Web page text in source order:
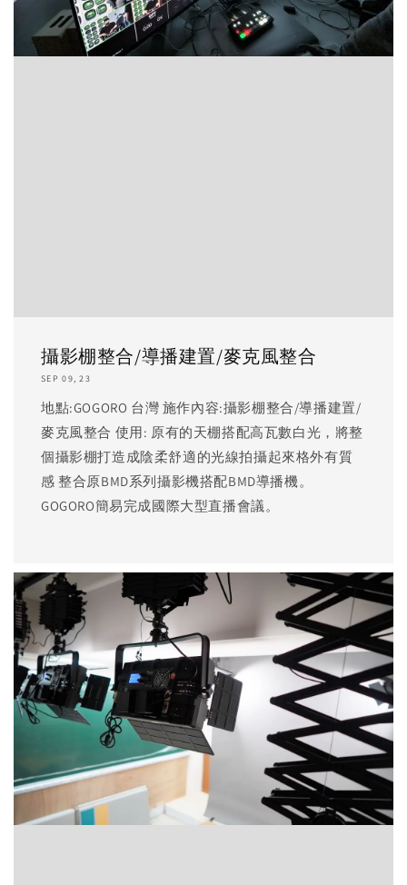
攝影棚整合/導播建置/麥克風整合
SEP 09, 23
地點:GOGORO 台灣 施作內容:攝影棚整合/導播建置/
麥克風整合 使用: 原有的天棚搭配高瓦數白光，將整
個攝影棚打造成陰柔舒適的光線拍攝起來格外有質
感 整合原BMD系列攝影機搭配BMD導播機。
GOGORO簡易完成國際大型直播會議。